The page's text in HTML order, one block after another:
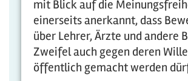
mit Blick auf die
einerseits anerkannt, dass
über Lehrer, Ärzte und andere
Zweifel auch gegen deren
öffentlich gemacht werden